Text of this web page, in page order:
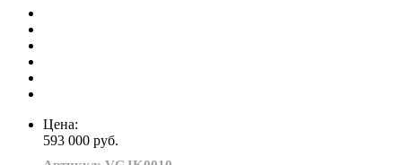
Цена:
593 000 руб.